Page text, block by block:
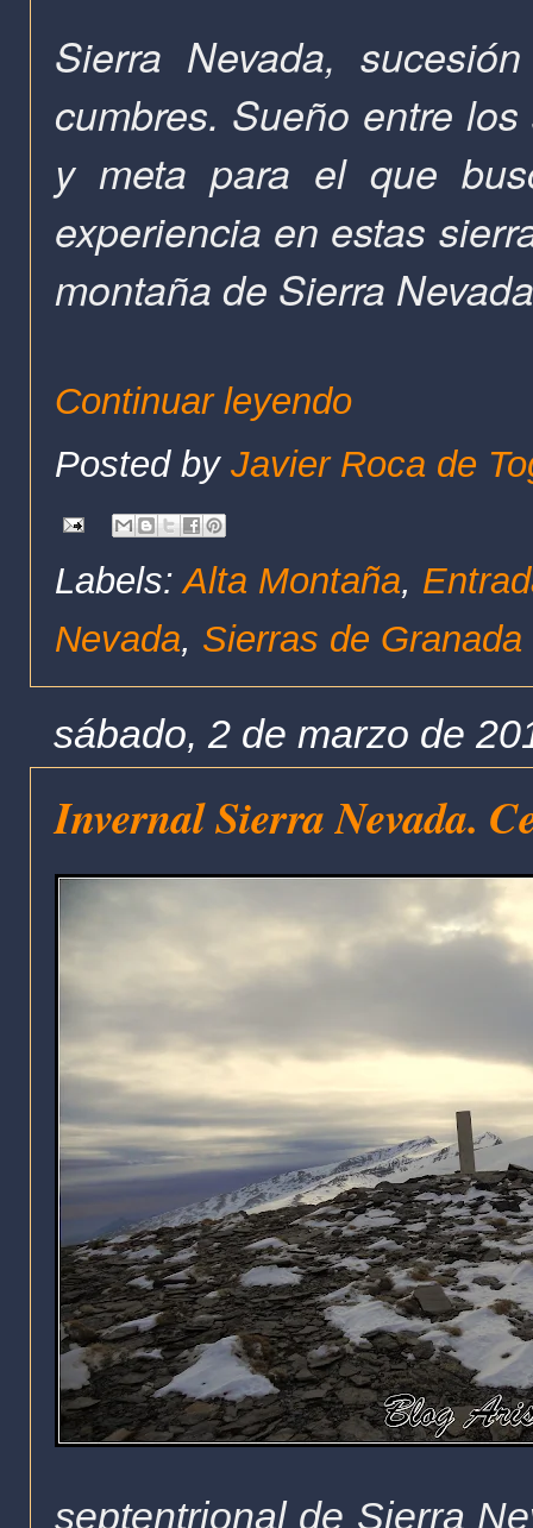
Sierra Nevada,
cumbres. Sueño entre
y meta para el que
experiencia en estas
montaña de Sierra
Continuar leyendo
Posted by Javier Roca de
Labels:Alta Montaña,
Nevada, Sierras de Granada
sábado, 2 de marzo de
Invernal Sierra Nevada.
septentrional de Sierra